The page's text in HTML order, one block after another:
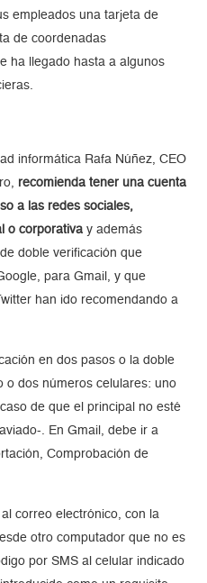
empleados una tarjeta de
de coordenadas
ha llegado hasta a algunos
informática Rafa Núñez, CEO
recomienda tener una cuenta
a las redes sociales,
o corporativa y además
doble verificación que
para Gmail, y que
han ido recomendando a
en dos pasos o la doble
o dos números celulares: uno
de que el principal no esté
. En Gmail, debe ir a
Comprobación de
correo electrónico, con la
otro computador que no es
por SMS al celular indicado